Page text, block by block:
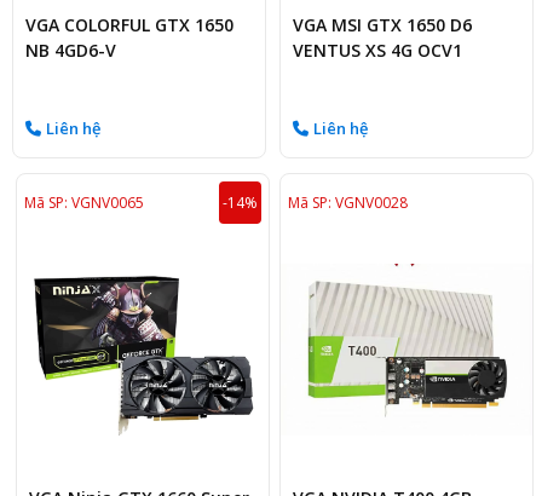
VGA COLORFUL GTX 1650
NB 4GD6-V
Liên hệ
VGA MSI GTX 1650 D6
VENTUS XS 4G OCV1
Liên hệ
Mã SP: VGNV0065 -14% Mã SP: VGNV0028